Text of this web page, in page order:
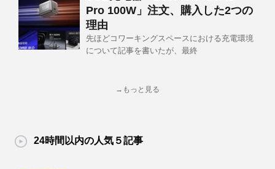
Pro 100W」注文、購入した2つの
理由
先ほどコワーキングスペースにおける充電環境
について記事を書いたが、最終
→もっと見る
24時間以内の人気５記事